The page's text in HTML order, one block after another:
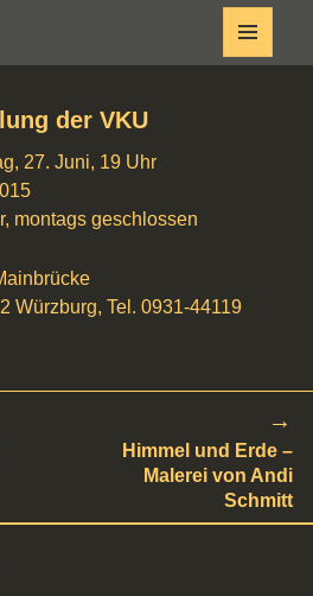
MENÜ
der VKU
27. Juni, 19 Uhr
montags geschlossen
Würzburg, Tel. 0931-44119
→
NächsterHimmel und Erde –
Malerei von Andi
Schmitt